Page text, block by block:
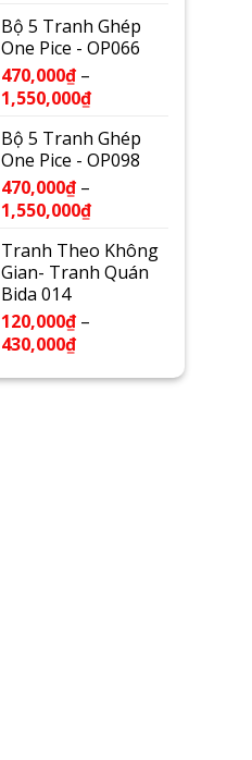
Bộ 5 Tranh Ghép
One Pice - OP066
470,000₫ –
1,550,000₫
Bộ 5 Tranh Ghép
One Pice - OP098
470,000₫ –
1,550,000₫
Tranh Theo Không
Gian- Tranh Quán
Bida 014
120,000₫ –
430,000₫